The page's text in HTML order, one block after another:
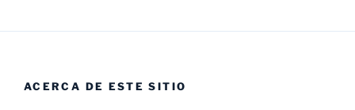
ACERCA DE ESTE SITIO